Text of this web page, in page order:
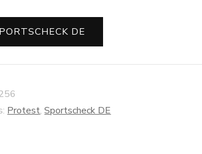
DE
Protest,Sportscheck DE